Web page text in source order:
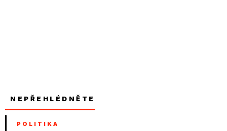
NEPŘEHLÉDNĚTE
POLITIKA